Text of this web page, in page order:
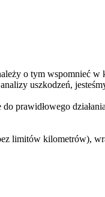
o tym wspomnieć w
uszkodzeń,
prawidłowego
limitów kilometrów),